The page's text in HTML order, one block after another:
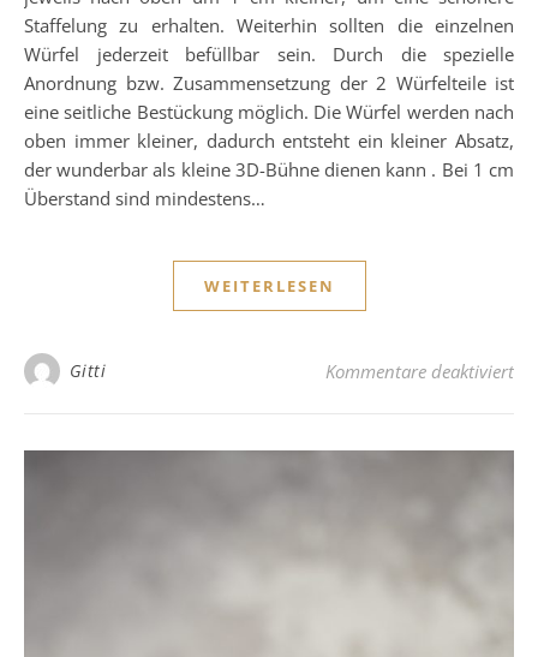
Staffelung zu erhalten. Weiterhin sollten die einzelnen
Würfel jederzeit befüllbar sein. Durch die spezielle
Anordnung bzw. Zusammensetzung der 2 Würfelteile ist
eine seitliche Bestückung möglich. Die Würfel werden nach
oben immer kleiner, dadurch entsteht ein kleiner Absatz,
der wunderbar als kleine 3D-Bühne dienen kann . Bei 1 cm
Überstand sind mindestens…
WEITERLESEN
Gitti Kommentare deaktiviertfür